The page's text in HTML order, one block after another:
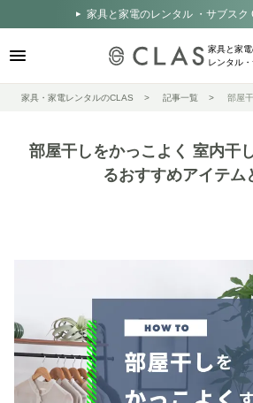
家具と家電のレンタル ・サブスク
家具と家
レンタル
家具・家電レンタルのCLAS 記事一覧 部屋
部屋干しをかっこよく 室内干
るおすすめアイテム